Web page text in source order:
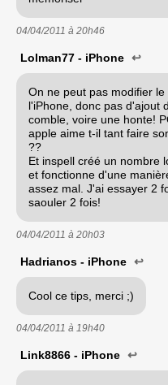
04/04/2011 à 20h46
Lolman77 - iPhone ↩
On ne peut pas modifier le
l'iPhone, donc pas d'ajout
comble, voire une honte!
apple aime t-il tant faire
??
Et inspell créé un nombre
et fonctionne d'une
assez mal. J'ai essayer 2
saouler 2 fois!
04/04/2011 à 20h03
Hadrianos - iPhone ↩
Cool ce tips, merci ;)
04/04/2011 à 19h40
Link8866 - iPhone ↩